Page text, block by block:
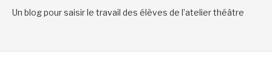
Un blog pour saisir le travail des élèves de l’atelier théâtre